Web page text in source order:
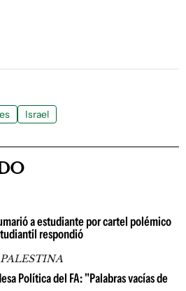
Israel
a estudiante por cartel polémico
respondió
Política del FA: "Palabras vacías de